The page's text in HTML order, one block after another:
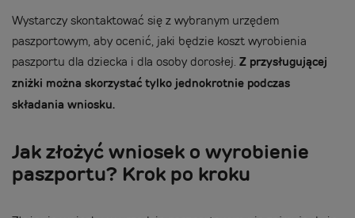
Wystarczy skontaktować się z wybranym urzędem
paszportowym, aby ocenić, jaki będzie koszt wyrobienia
paszportu dla dziecka i dla osoby dorosłej. Z przysługującej
zniżki można skorzystać tylko jednokrotnie podczas
składania wniosku.
Jak złożyć wniosek o wyrobienie
paszportu? Krok po kroku